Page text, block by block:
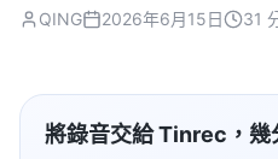
QING 2026年6月15日 31
將錄音交給 Tinrec，幾